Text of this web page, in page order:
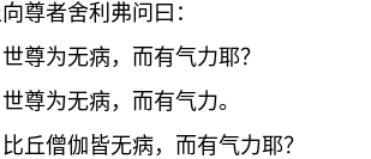
尊者舍利弗问曰：
尊为无病，而有气力耶？
尊为无病，而有气力。
丘僧伽皆无病，而有气力耶？